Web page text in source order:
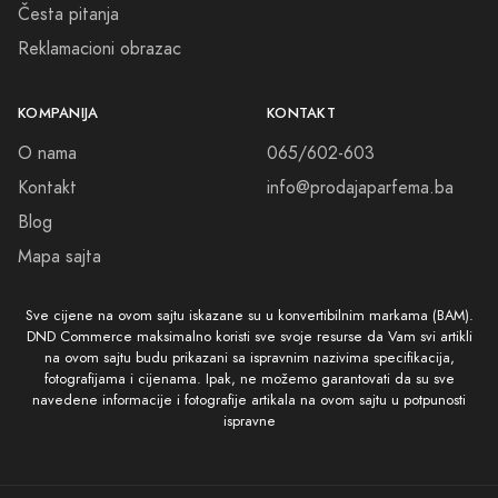
Česta pitanja
Reklamacioni obrazac
KOMPANIJA
O nama
Kontakt
Blog
Mapa sajta
KONTAKT
065/602-603
info@prodajaparfema.ba
Sve cijene na ovom sajtu iskazane su u konvertibilnim markama (BAM).
DND Commerce maksimalno koristi sve svoje resurse da Vam svi artikli
na ovom sajtu budu prikazani sa ispravnim nazivima specifikacija,
fotografijama i cijenama. Ipak, ne možemo garantovati da su sve
navedene informacije i fotografije artikala na ovom sajtu u potpunosti
ispravne